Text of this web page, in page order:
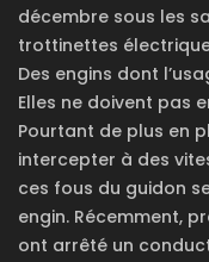
décembre sous les
trottinettes
Des engins dont
Elles ne doivent pas
Pourtant de plus en
intercepter à des
ces fous du guidon
engin. Récemment,
ont arrêté un